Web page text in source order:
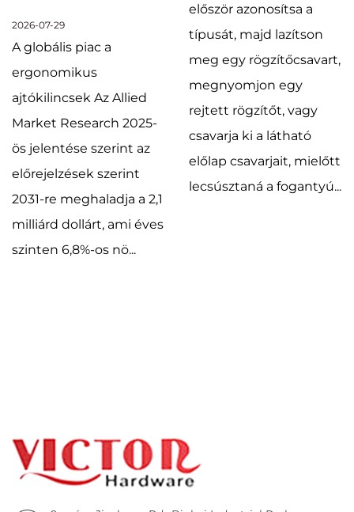
2026-07-29
A globális piac a
ergonomikus
ajtókilincsek Az Allied
Market Research 2025-
ös jelentése szerint az
előrejelzések szerint
2031-re meghaladja a 2,1
milliárd dollárt, ami éves
szinten 6,8%-os nö...
először azonosítsa a
típusát, majd lazítson
meg egy rögzítőcsavart,
megnyomjon egy
rejtett rögzítőt, vagy
csavarja ki a látható
előlap csavarjait, mielőtt
lecsúsztaná a fogantyú...